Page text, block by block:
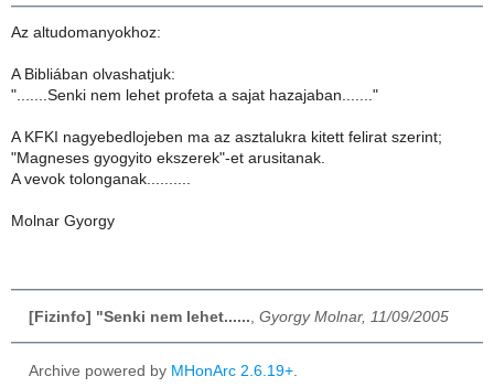
Az altudomanyokhoz:
A Bibliában olvashatjuk:
".......Senki nem lehet profeta a sajat hazajaban......."
A KFKI nagyebedlojeben ma az asztalukra kitett felirat szerint;
"Magneses gyogyito ekszerek"-et arusitanak.
A vevok tolonganak..........
Molnar Gyorgy
[Fizinfo] "Senki nem lehet...... Gyorgy Molnar, 11/09/2005
Archive powered by MHonArc 2.6.19+